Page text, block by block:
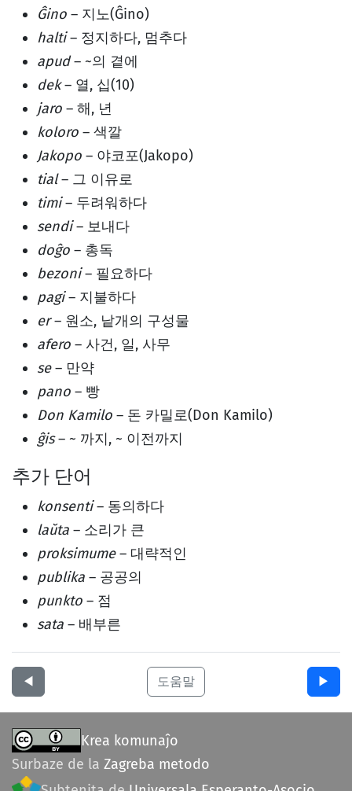
Ĝino – 지노(Ĝino)
halti– 정지하다, 멈추다
apud– ~의 곁에
dek– 열, 십(10)
jaro – 해, 년
koloro – 색깔
Jakopo – 야코포(Jakopo)
tial– 그 이유로
timi– 두려워하다
sendi– 보내다
doĝo – 총독
bezoni– 필요하다
pagi– 지불하다
er– 원소, 낱개의 구성물
afero – 사건, 일, 사무
se– 만약
pano – 빵
Don Kamilo – 돈 카밀로(Don Kamilo)
ĝis– ~ 까지, ~ 이전까지
추가 단어
konsenti– 동의하다
laŭta – 소리가 큰
proksimume– 대략적인
publika – 공공의
punkto – 점
sata – 배부른
◀︎ 도움말 ▶︎
Krea komunaĵo
Surbaze de la Zagreba metodo